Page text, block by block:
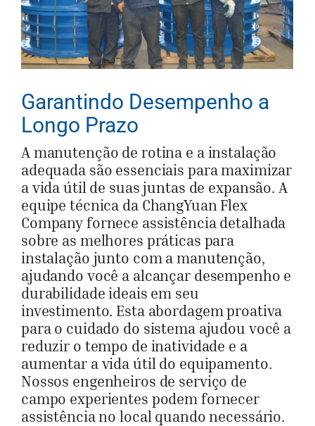
Garantindo Desempenho a
Longo Prazo
A manutenção de rotina e a instalação
adequada são essenciais para maximizar
a vida útil de suas juntas de expansão. A
equipe técnica da ChangYuan Flex
Company fornece assistência detalhada
sobre as melhores práticas para
instalação junto com a manutenção,
ajudando você a alcançar desempenho e
durabilidade ideais em seu
investimento. Esta abordagem proativa
para o cuidado do sistema ajudou você a
reduzir o tempo de inatividade e a
aumentar a vida útil do equipamento.
Nossos engenheiros de serviço de
campo experientes podem fornecer
assistência no local quando necessário.